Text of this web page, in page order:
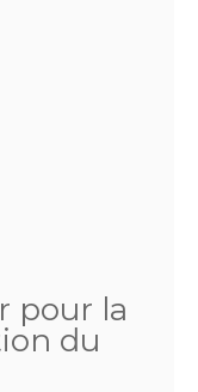
pour la
du